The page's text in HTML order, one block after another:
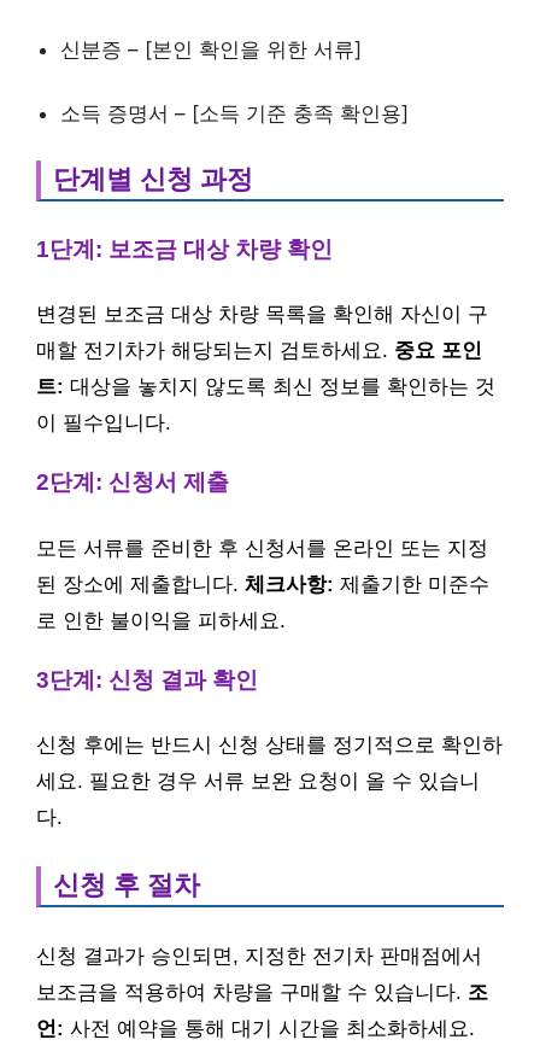
신분증 – [본인 확인을 위한 서류]
소득 증명서 – [소득 기준 충족 확인용]
단계별 신청 과정
1단계: 보조금 대상 차량 확인
변경된 보조금 대상 차량 목록을 확인해 자신이 구
매할 전기차가 해당되는지 검토하세요. 중요 포인
트: 대상을 놓치지 않도록 최신 정보를 확인하는 것
이 필수입니다.
2단계: 신청서 제출
모든 서류를 준비한 후 신청서를 온라인 또는 지정
된 장소에 제출합니다. 체크사항: 제출기한 미준수
로 인한 불이익을 피하세요.
3단계: 신청 결과 확인
신청 후에는 반드시 신청 상태를 정기적으로 확인하
세요. 필요한 경우 서류 보완 요청이 올 수 있습니
다.
신청 후 절차
신청 결과가 승인되면, 지정한 전기차 판매점에서
보조금을 적용하여 차량을 구매할 수 있습니다. 조
언: 사전 예약을 통해 대기 시간을 최소화하세요.